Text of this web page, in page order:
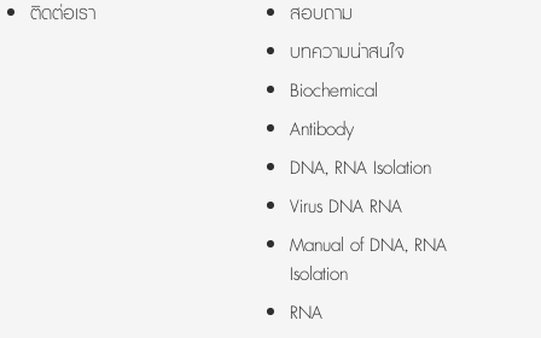
ติดต่อเรา
สอบถาม
บทความน่าสนใจ
Biochemical
Antibody
DNA, RNA Isolation
Virus DNA RNA
Manual of DNA, RNA
Isolation
RNA